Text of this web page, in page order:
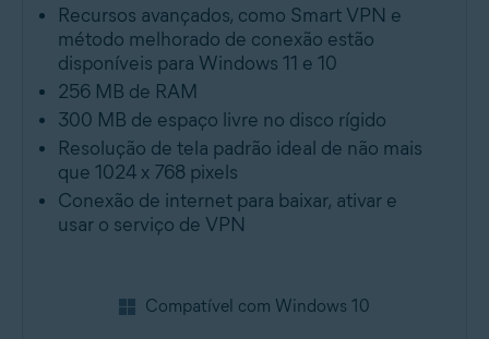
Recursos avançados, como Smart VPN e
método melhorado de conexão estão
disponíveis para Windows 11 e 10
256 MB de RAM
300 MB de espaço livre no disco rígido
Resolução de tela padrão ideal de não mais
que 1024 x 768 pixels
Conexão de internet para baixar, ativar e
usar o serviço de VPN
Compatível com Windows 10